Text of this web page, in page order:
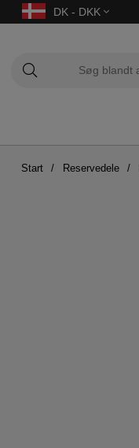
DK - DKK
Start Reservedele